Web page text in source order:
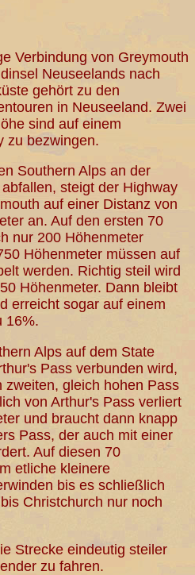
Verbindung von Greymouth
Neuseelands nach
gehört zu den
in Neuseeland. Zwei
sind auf einem
zu bezwingen.
Southern Alps an der
steigt der Highway
auf einer Distanz von
an. Auf den ersten 70
nur 200 Höhenmeter
Höhenmeter müssen auf
werden. Richtig steil wird
Höhenmeter. Dann bleibt
erreicht sogar auf einem
16%.
Alps auf dem State
Pass verbunden wird,
zweiten, gleich hohen Pass
von Arthur's Pass verliert
und braucht dann knapp
Pass, der auch mit einer
Auf diesen 70
etliche kleinere
bis es schließlich
Christchurch nur noch
Strecke eindeutig steiler
zu fahren.